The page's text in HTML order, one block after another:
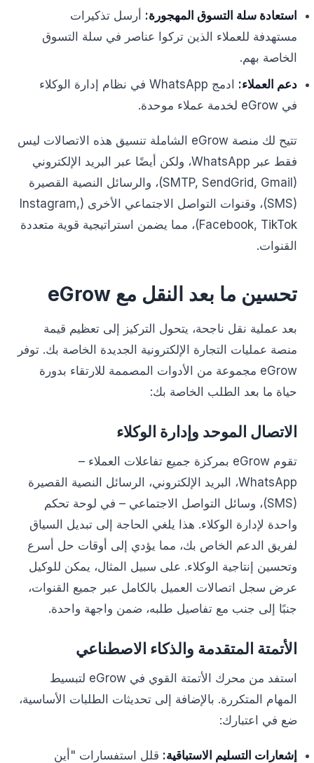
استعادة سلة التسوق المهجورة: أرسل تذكيرات
مستهدفة للعملاء الذين تركوا عناصر في سلة التسوق
الخاصة بهم.
دعم العملاء:
ادمج WhatsApp في نظام إدارة الوكلاء
في eGrow لخدمة عملاء موحدة.
تتيح لك منصة eGrow الشاملة تنسيق هذه الاتصالات ليس
فقط عبر WhatsApp، ولكن أيضًا عبر البريد الإلكتروني
(SMTP, SendGrid, Gmail)، والرسائل النصية القصيرة
(SMS)، وقنوات التواصل الاجتماعي الأخرى (Instagram,
Facebook, TikTok)، مما يضمن استراتيجية قوية متعددة
القنوات.
تحسين ما بعد النقل مع eGrow
بعد عملية نقل ناجحة، يتحول التركيز إلى تعظيم قيمة
منصة عمليات التجارة الإلكترونية الجديدة الخاصة بك. توفر
eGrow مجموعة من الأدوات المصممة للارتقاء بدورة
حياة ما بعد الطلب الخاصة بك:
الاتصال الموحد وإدارة الوكلاء
تقوم eGrow بمركزة جميع تفاعلات العملاء –
WhatsApp، البريد الإلكتروني، الرسائل النصية القصيرة
(SMS)، وسائل التواصل الاجتماعي – في لوحة تحكم
واحدة لإدارة الوكلاء. هذا يلغي الحاجة إلى تبديل السياق
لفريق الدعم الخاص بك، مما يؤدي إلى أوقات حل أسرع
وتحسين إنتاجية الوكلاء. على سبيل المثال، يمكن للوكيل
عرض سجل اتصالات العميل بالكامل عبر جميع القنوات،
جنبًا إلى جنب مع تفاصيل طلبه، ضمن واجهة واحدة.
الأتمتة المتقدمة والذكاء الاصطناعي
استفد من محرك الأتمتة القوي في eGrow لتبسيط
المهام المتكررة. بالإضافة إلى تحديثات الطلبات الأساسية،
ضع في اعتبارك:
إشعارات التسليم الاستباقية: قلل استفسارات "أين